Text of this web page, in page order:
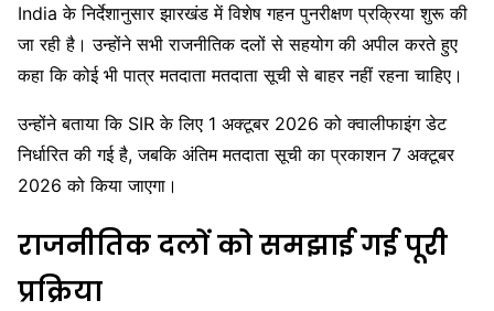
India के निर्देशानुसार झारखंड में विशेष गहन पुनरीक्षण प्रक्रिया शुरू की
जा रही है। उन्होंने सभी राजनीतिक दलों से सहयोग की अपील करते हुए
कहा कि कोई भी पात्र मतदाता मतदाता सूची से बाहर नहीं रहना चाहिए।
उन्होंने बताया कि SIR के लिए 1 अक्टूबर 2026 को क्वालीफाइंग डेट
निर्धारित की गई है, जबकि अंतिम मतदाता सूची का प्रकाशन 7 अक्टूबर
2026 को किया जाएगा।
राजनीतिक दलों को समझाई गई पूरी
प्रक्रिया